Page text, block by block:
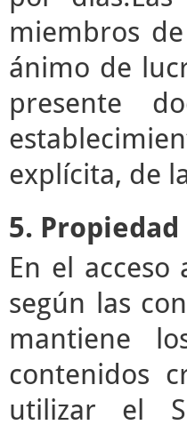
miembros
ánimo de
presente
explícita, de
5.
En el
según las
mantiene
contenidos
utilizar el